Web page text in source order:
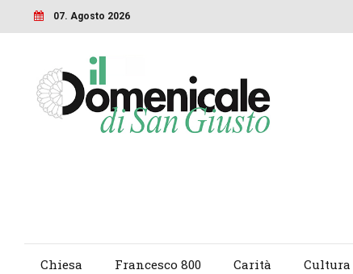
07. Agosto 2026
Chiesa Francesco 800 Carità Cultura